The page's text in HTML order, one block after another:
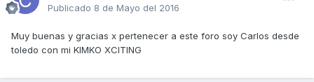
Publicado 8 de Mayo del 2016
Muy buenas y gracias x pertenecer a este foro soy Carlos desde
toledo con mi KIMKO XCITING